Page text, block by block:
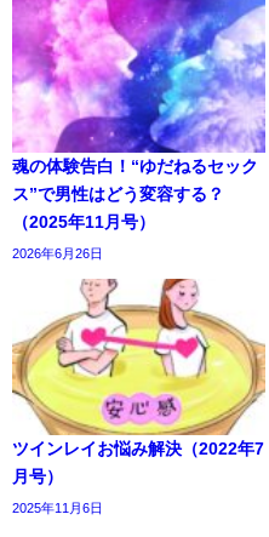
魂の体験告白！“ゆだねるセック
ス”で男性はどう変容する？
（2025年11月号）
2026年6月26日
ツインレイお悩み解決（2022年7
月号）
2025年11月6日